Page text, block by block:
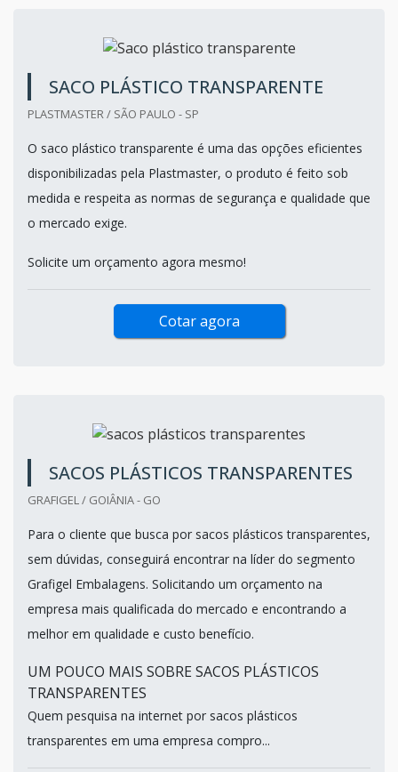
SACO PLÁSTICO TRANSPARENTE
PLASTMASTER / SÃO PAULO - SP
O saco plástico transparente é uma das opções eficientes
disponibilizadas pela Plastmaster, o produto é feito sob
medida e respeita as normas de segurança e qualidade que
o mercado exige.
Solicite um orçamento agora mesmo!
Cotar agora
SACOS PLÁSTICOS TRANSPARENTES
GRAFIGEL / GOIÂNIA - GO
Para o cliente que busca por sacos plásticos transparentes,
sem dúvidas, conseguirá encontrar na líder do segmento
Grafigel Embalagens. Solicitando um orçamento na
empresa mais qualificada do mercado e encontrando a
melhor em qualidade e custo benefício.
UM POUCO MAIS SOBRE SACOS PLÁSTICOS
TRANSPARENTES
Quem pesquisa na internet por sacos plásticos
transparentes em uma empresa compro...